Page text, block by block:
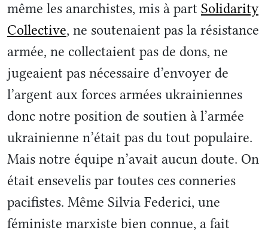
même les anarchistes, mis à part Solidarity
Collective, ne soutenaient pas la résistance
armée, ne collectaient pas de dons, ne
jugeaient pas nécessaire d’envoyer de
l’argent aux forces armées ukrainiennes
donc notre position de soutien à l’armée
ukrainienne n’était pas du tout populaire.
Mais notre équipe n’avait aucun doute. On
était ensevelis par toutes ces conneries
pacifistes. Même Silvia Federici, une
féministe marxiste bien connue, a fait